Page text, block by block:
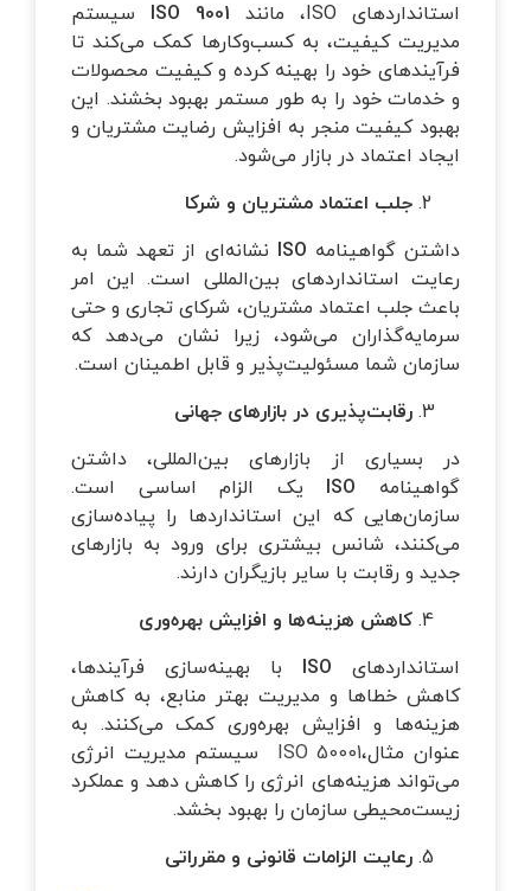
استانداردهای ISO، مانند
ISO 9001 سیستم
مدیریت کیفیت، به کسب‌وکارها کمک می‌کند تا
فرآیندهای خود را بهینه کرده و کیفیت محصولات
و خدمات خود را به طور مستمر بهبود بخشند. این
بهبود کیفیت منجر به افزایش رضایت مشتریان و
ایجاد اعتماد در بازار می‌شود.
جلب اعتماد مشتریان و شرکا
داشتن گواهینامه ISO نشانه‌ای از تعهد شما به
رعایت استانداردهای بین‌المللی است. این امر
باعث جلب اعتماد مشتریان، شرکای تجاری و حتی
سرمایه‌گذاران می‌شود، زیرا نشان می‌دهد که
سازمان شما مسئولیت‌پذیر و قابل اطمینان است.
رقابت‌پذیری در بازارهای جهانی
در بسیاری از بازارهای بین‌المللی، داشتن
گواهینامه ISO یک الزام اساسی است.
سازمان‌هایی که این استانداردها را پیاده‌سازی
می‌کنند، شانس بیشتری برای ورود به بازارهای
جدید و رقابت با سایر بازیگران دارند.
کاهش هزینه‌ها و افزایش بهره‌وری
استانداردهای ISO با بهینه‌سازی فرآیندها،
کاهش خطاها و مدیریت بهتر منابع، به کاهش
هزینه‌ها و افزایش بهره‌وری کمک می‌کنند. به
عنوان مثال،ISO 50001 سیستم مدیریت انرژی
می‌تواند هزینه‌های انرژی را کاهش دهد و عملکرد
زیست‌محیطی سازمان را بهبود بخشد.
رعایت الزامات قانونی و مقرراتی